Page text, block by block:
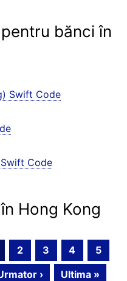
bănci în
Swift Code
Code
Hong Kong
2 3 4
5
› Ultima »